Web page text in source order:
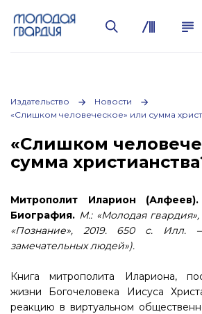
Издательство
Новости
«Слишком человеческое» или сумма
«Слишком
сумма
Митрополит Иларион
Биография. М.: «Молодая
«Познание», 2019. 650 с. Илл.
замечательных людей»).
Книга митрополита Илариона,
жизни Богочеловека Иисуса
реакцию в виртуальном